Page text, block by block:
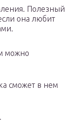
Полезный
она любит
можно
сможет в нем